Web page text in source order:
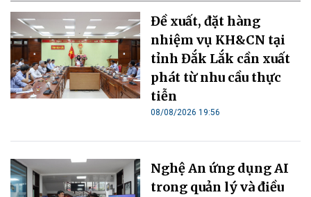
Đề xuất, đặt hàng
nhiệm vụ KH&CN tại
tỉnh Đắk Lắk cần xuất
phát từ nhu cầu thực
tiễn
08/08/2026 19:56
Nghệ An ứng dụng AI
trong quản lý và điều